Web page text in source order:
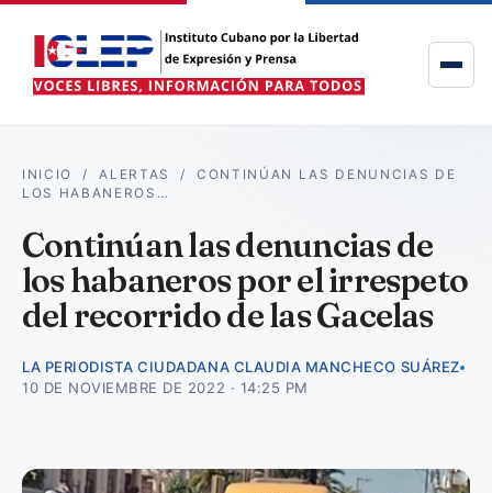
INICIO /ALERTAS /CONTINÚAN LAS DENUNCIAS DE
LOS HABANEROS…
Continúan las denuncias de
los habaneros por el irrespeto
del recorrido de las Gacelas
LA PERIODISTA CIUDADANA CLAUDIA MANCHECO SUÁREZ
10 DE NOVIEMBRE DE 2022 · 14:25 PM